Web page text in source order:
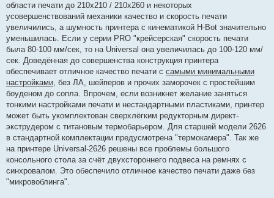
б
щ
н
и
области печати до 210х210 / 210х260 и некоторых
усовершенствований механики качество и скорость печати
увеличились, а шумность принтера с кинематикой H-Bot значительно
уменьшилась. Если у серии PRO "крейсерская" скорость печати
была 80-100 мм/сек, то на Universal она увеличилась до 100-120 мм/
сек. Доведённая до совершенства конструкция принтера
обеспечивает отличное качество печати с самыми минимальными
настройками, без ЛА, шейперов и прочих заморочек с простейшим
боуденом до сопла. Впрочем, если возникнет желание заняться
тонкими настройками печати и нестандартными пластиками, принтер
может быть укомплектован сверхлёгким редукторным директ-
экструдером с титановым термобарьером. Для старшей модели 2626
в стандартной комплектации предусмотрена "термокамера". Так же
на принтере Universal-2626 решены все проблемы большого
консольного стола за счёт двухстороннего подвеса на ремнях с
синхровалом. Это обеспечило отличное качество печати даже без
"микровоблинга".